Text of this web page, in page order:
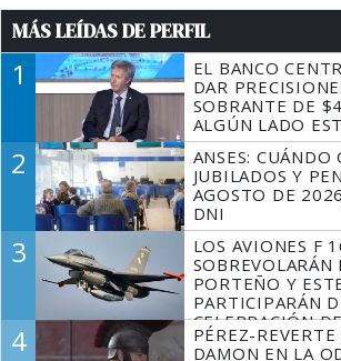
MÁS LEÍDAS DE PERFIL
1
EL BANCO
DAR
SOBRANTE DE
ALGÚN LADO
2
ANSES: CUÁNDO
JUBILADOS Y
AGOSTO DE
DNI
3
LOS AVIONES F
SOBREVOLARÁN
PORTEÑO Y
PARTICIPARÁN
CELEBRACIÓN
AÉREA
4
PÉREZ-
DAMON EN LA